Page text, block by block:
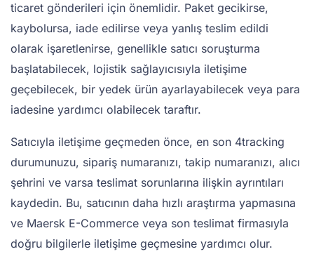
ticaret gönderileri için önemlidir. Paket gecikirse,
kaybolursa, iade edilirse veya yanlış teslim edildi
olarak işaretlenirse, genellikle satıcı soruşturma
başlatabilecek, lojistik sağlayıcısıyla iletişime
geçebilecek, bir yedek ürün ayarlayabilecek veya para
iadesine yardımcı olabilecek taraftır.
Satıcıyla iletişime geçmeden önce, en son 4tracking
durumunuzu, sipariş numaranızı, takip numaranızı, alıcı
şehrini ve varsa teslimat sorunlarına ilişkin ayrıntıları
kaydedin. Bu, satıcının daha hızlı araştırma yapmasına
ve Maersk E-Commerce veya son teslimat firmasıyla
doğru bilgilerle iletişime geçmesine yardımcı olur.